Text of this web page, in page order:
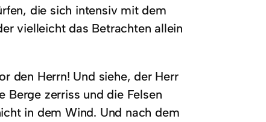
die sich intensiv mit dem
vielleicht das Betrachten allein
den Herrn! Und siehe, der Herr
zerriss und die Felsen
in dem Wind. Und nach dem